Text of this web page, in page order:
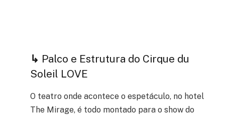
↳ Palco e Estrutura do Cirque du
Soleil LOVE
O teatro onde acontece o espetáculo, no hotel
The Mirage, é todo montado para o show do